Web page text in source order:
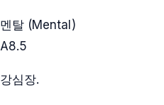
멘탈 (Mental)
A8.5
강심장.